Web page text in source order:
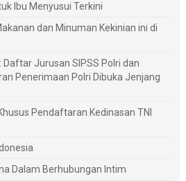
Ibu Menyusui Terkini
dan Minuman Kekinian ini di
Daftar Jurusan SIPSS Polri dan
Penerimaan Polri Dibuka Jenjang
Pendaftaran Kedinasan TNI
Dalam Berhubungan Intim